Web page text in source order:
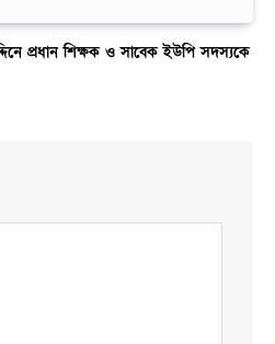
প্রধান শিক্ষক ও সাবেক ইউপি সদস্যকে